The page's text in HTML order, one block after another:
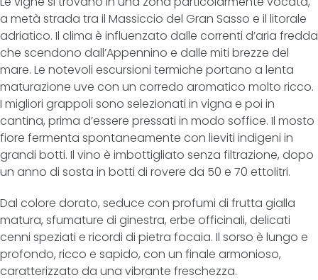
a metà strada tra il Massiccio del Gran Sasso e il litorale
adriatico. Il clima è influenzato dalle correnti d’aria fredda
che scendono dall’Appennino e dalle miti brezze del
mare. Le notevoli escursioni termiche portano a lenta
maturazione uve con un corredo aromatico molto ricco.
I migliori grappoli sono selezionati in vigna e poi in
cantina, prima d’essere pressati in modo soffice. Il mosto
fiore fermenta spontaneamente con lieviti indigeni in
grandi botti. Il vino è imbottigliato senza filtrazione, dopo
un anno di sosta in botti di rovere da 50 e 70 ettolitri.
Dal colore dorato, seduce con profumi di frutta gialla
matura, sfumature di ginestra, erbe officinali, delicati
cenni speziati e ricordi di pietra focaia. Il sorso è lungo e
profondo, ricco e sapido, con un finale armonioso,
caratterizzato da una vibrante freschezza.